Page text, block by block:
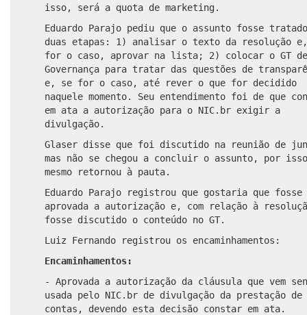
isso, será a quota de marketing.
Eduardo Parajo pediu que o assunto fosse tratado
duas etapas: 1) analisar o texto da resolução
for o caso, aprovar na lista; 2) colocar o GT de
Governança para tratar das questões de
e, se for o caso, até rever o que for decidido
naquele momento. Seu entendimento foi de que
em ata a autorização para o NIC.br exigir a
divulgação.
Glaser disse que foi discutido na reunião de
mas não se chegou a concluir o assunto, por
mesmo retornou à pauta.
Eduardo Parajo registrou que gostaria que fosse
aprovada a autorização e, com relação à
fosse discutido o conteúdo no GT.
Luiz Fernando registrou os encaminhamentos:
Encaminhamentos:
- Aprovada a autorização da cláusula que vem
usada pelo NIC.br de divulgação da prestação de
contas, devendo esta decisão constar em ata.